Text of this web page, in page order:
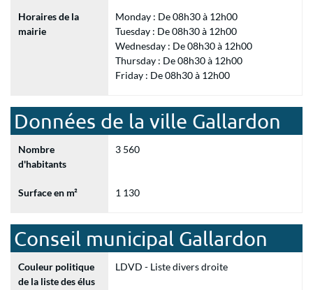
Horaires de la
mairie
Monday : De 08h30 à 12h00
Tuesday : De 08h30 à 12h00
Wednesday : De 08h30 à 12h00
Thursday : De 08h30 à 12h00
Friday : De 08h30 à 12h00
Données de la ville Gallardon
Nombre
d'habitants
3 560
Surface en m² 1 130
Conseil municipal Gallardon
Couleur politique
de la liste des élus
LDVD - Liste divers droite